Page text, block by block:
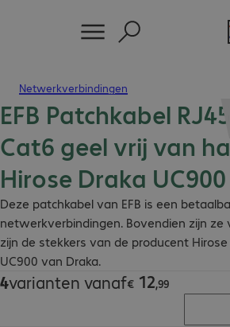
Netwerkverbindingen
EFB Patchkabel
Cat6 geel vrij van
Hirose Draka UC900
Deze patchkabel van EFB is een
netwerkverbindingen. Bovendien zijn ze
zijn de stekkers van de producent
UC900 van Draka.
4varianten vanaf€ 12,99
€ 12,99